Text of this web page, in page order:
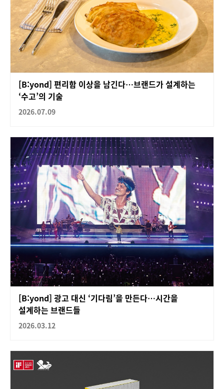
[B:yond] 편리함 이상을 남긴다…브랜드가 설계하는
‘수고’의 기술
2026.07.09
[B:yond] 광고 대신 ‘기다림’을 만든다…시간을
설계하는 브랜드들
2026.03.12